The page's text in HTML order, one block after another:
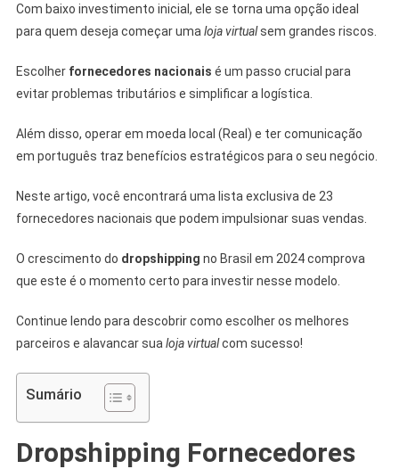
Com baixo investimento inicial, ele se torna uma opção ideal
para quem deseja começar uma loja virtualsem grandes riscos.
Escolher fornecedores nacionais é um passo crucial para
evitar problemas tributários e simplificar a logística.
Além disso, operar em moeda local (Real) e ter comunicação
em português traz benefícios estratégicos para o seu negócio.
Neste artigo, você encontrará uma lista exclusiva de 23
fornecedores nacionais que podem impulsionar suas vendas.
O crescimento do dropshipping no Brasil em 2024 comprova
que este é o momento certo para investir nesse modelo.
Continue lendo para descobrir como escolher os melhores
parceiros e alavancar sua loja virtualcom sucesso!
Sumário
Dropshipping Fornecedores